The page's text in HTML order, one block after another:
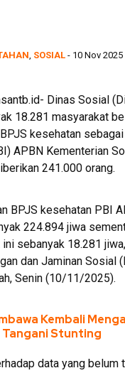
SOSIAL - 10 Nov 2025
Dinas Sosial
18.281 masyarakat
kesehatan
APBN Kementerian
241.000 orang.
BPJS kesehatan PBI
224.894 jiwa
sebanyak 18.281
dan Jaminan Sosial
Senin (10/11/2025).
Kembali
Stunting
data yang belum